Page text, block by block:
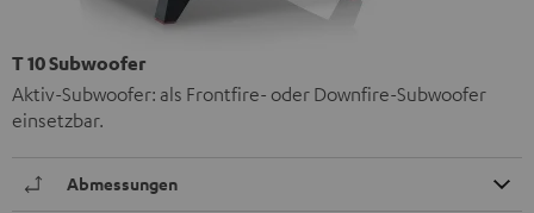
T 10 Subwoofer
Aktiv-Subwoofer: als Frontfire- oder Downfire-Subwoofer
einsetzbar.
Abmessungen